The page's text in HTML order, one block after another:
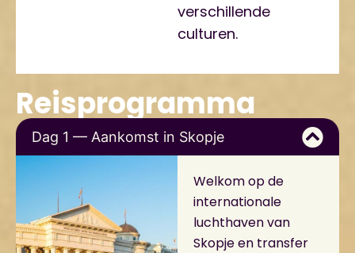
verschillende
culturen.
Reisprogramma
Dag 1 — Aankomst in Skopje
Welkom op de
internationale
luchthaven van
Skopje en transfer